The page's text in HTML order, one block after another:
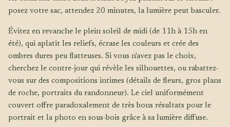
posez votre sac, attendez 20 minutes, la lumière peut basculer.
Évitez en revanche le plein soleil de midi (de 11h à 15h en
été), qui aplatit les reliefs, écrase les couleurs et crée des
ombres dures peu flatteuses. Si vous n'avez pas le choix,
cherchez le contre-jour qui révèle les silhouettes, ou rabattez-
vous sur des compositions intimes (détails de fleurs, gros plans
de roche, portraits du randonneur). Le ciel uniformément
couvert offre paradoxalement de très bons résultats pour le
portrait et la photo en sous-bois grâce à sa lumière diffuse.